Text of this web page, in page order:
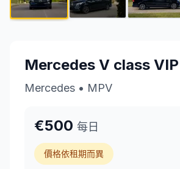
+351 963-584-279
Mercedes V class VIP
Mercedes • MPV
€500 每日
價格依租期而異